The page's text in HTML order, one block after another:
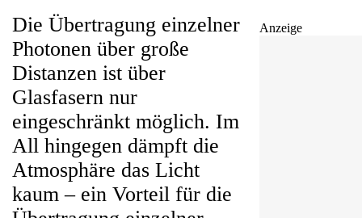
Anzeige
Die Übertragung einzelner
Photonen über große
Distanzen ist über
Glasfasern nur
eingeschränkt möglich. Im
All hingegen dämpft die
Atmosphäre das Licht
kaum – ein Vorteil für die